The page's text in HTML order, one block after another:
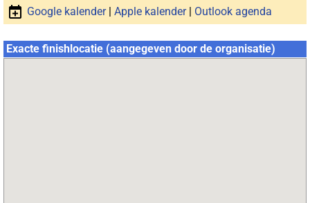
Google kalender| Apple kalender| Outlook agenda
Exacte finishlocatie (aangegeven door de organisatie)